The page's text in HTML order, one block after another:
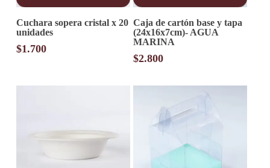
Cuchara sopera cristal x 20
unidades
$1.700
Caja de cartón base y tapa
(24x16x7cm)- AGUA
MARINA
$2.800